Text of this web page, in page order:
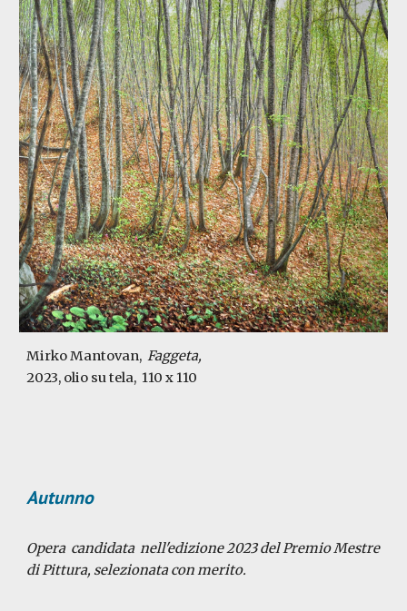
Mirko Mantovan, Faggeta,
2023, olio su tela, 110 x 110
Autunno
Opera candidata nell'edizione 2023 del Premio Mestre
di Pittura, selezionata con merito.